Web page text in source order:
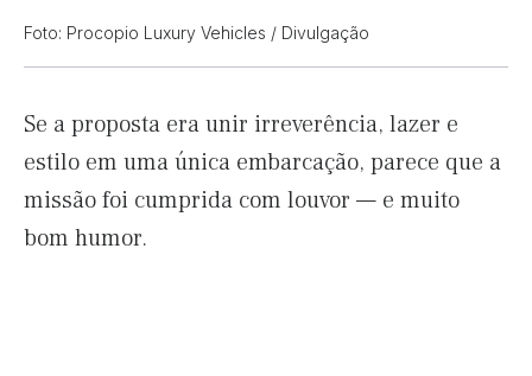
Foto: Procopio Luxury Vehicles / Divulgação
Se a proposta era unir irreverência, lazer e
estilo em uma única embarcação, parece que a
missão foi cumprida com louvor — e muito
bom humor.